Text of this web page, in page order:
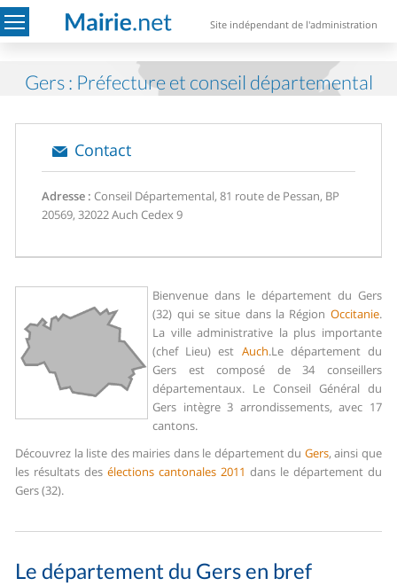
Site indépendant de l'administration
Gers : Préfecture et conseil départemental
Contact
Adresse : Conseil Départemental, 81 route de Pessan, BP
20569, 32022 Auch Cedex 9
Bienvenue dans le département du Gers
(32) qui se situe dans la Région Occitanie.
La ville administrative la plus importante
(chef Lieu) est Auch.Le département du
Gers est composé de 34 conseillers
départementaux. Le Conseil Général du
Gers intègre 3 arrondissements, avec 17
cantons.
Découvrez la liste des mairies dans le département du Gers, ainsi que
les résultats des élections cantonales 2011 dans le département du
Gers (32).
Le département du Gers en bref